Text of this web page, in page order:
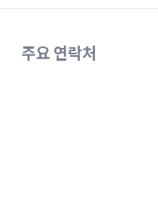
주요 연락처